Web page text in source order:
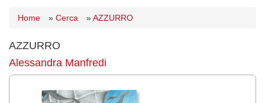
Home » Cerca »AZZURRO
AZZURRO
Alessandra Manfredi